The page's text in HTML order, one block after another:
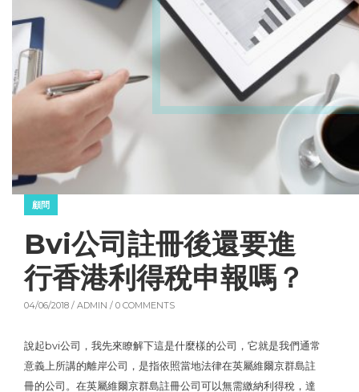
顧問
Bvi公司註冊後還要進
行香港利得稅申報嗎？
04/06/2018 / ADMIN / 0 COMMENTS
說起bvi公司，我先來瞭解下這是什麼樣的公司，它就是我們通常
意義上所講的離岸公司，是指依照當地法律在英屬維爾京群島註
冊的公司。在英屬維爾京群島註冊公司可以無需繳納利得稅，達